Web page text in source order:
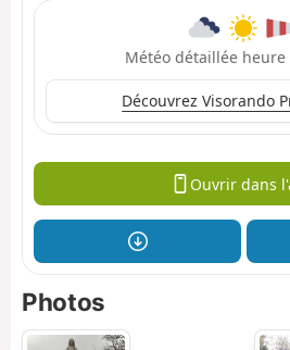
Météo détaillée
Découvrez Visorando
Ouvrir dans
Photos